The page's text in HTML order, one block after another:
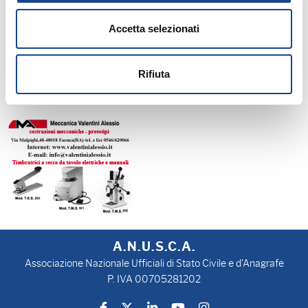
Accetta selezionati
Rifiuta
il cognome con il quale risulta conosciuto fino a quel momento.
A.N.U.S.C.A.
Associazione Nazionale Ufficiali di Stato Civile e d'Anagrafe
P. IVA 00705281202